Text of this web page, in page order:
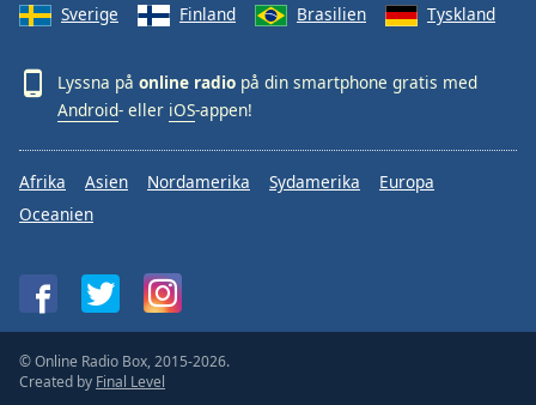
Sverige
Finland Brasilien Tyskland
Lyssna på online radio på din smartphone gratis med
Android- eller iOS-appen!
Afrika Asien Nordamerika Sydamerika
Europa
Oceanien
© Online Radio Box, 2015-2026.
Created by Final Level